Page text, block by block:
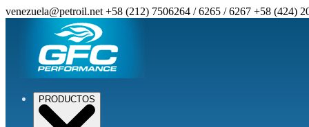
venezuela@petroil.net +58 (212) 7506264 / 6265 / 6267 +58 (424)
PRODUCTOS